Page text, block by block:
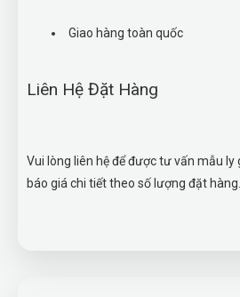
Giao hàng toàn quốc
Liên Hệ Đặt Hàng
Vui lòng liên hệ để được tư vấn mẫu ly
báo giá chi tiết theo số lượng đặt hàng.